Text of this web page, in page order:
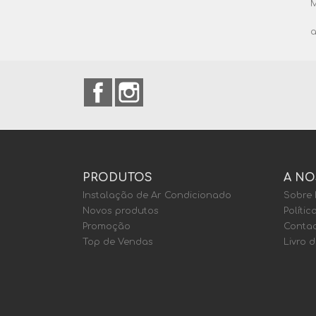
Facebook
PRODUTOS
Instalação de Ar Condicionado
Novos produtos
Promoção
Top de Vendas
A
Sobre
Livro